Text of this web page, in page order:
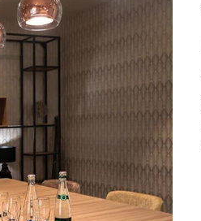
Vos événements au Domaine
des Alpes